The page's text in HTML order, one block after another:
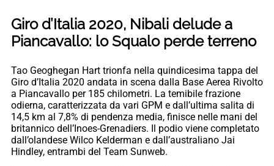
Giro d’Italia 2020, Nibali delude a
Piancavallo: lo Squalo perde terreno
Tao Geoghegan Hart trionfa nella quindicesima tappa del
Giro d’Italia 2020 andata in scena dalla Base Aerea Rivolto
a Piancavallo per 185 chilometri. La temibile frazione
odierna, caratterizzata da vari GPM e dall’ultima salita di
14,5 km al 7,8% di pendenza media, finisce nelle mani del
britannico dell’Inoes-Grenadiers. Il podio viene completato
dall’olandese Wilco Kelderman e dall’australiano Jai
Hindley, entrambi del Team Sunweb.